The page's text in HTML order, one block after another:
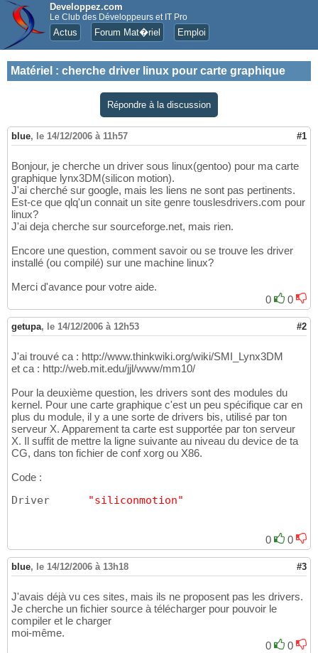
Developpez.com
Le Club des Développeurs et IT Pro
Actus Forum Mat�riel Emploi
Matériel : cherche driver linux pour carte graphique
Répondre à la discussion
blue, le 14/12/2006 à 11h57 #1
Bonjour, je cherche un driver sous linux(gentoo) pour ma carte
graphique lynx3DM(silicon motion).
J'ai cherché sur google, mais les liens ne sont pas pertinents.
Est-ce que qlq'un connait un site genre touslesdrivers.com pour
linux?
J'ai deja cherche sur sourceforge.net, mais rien.
Encore une question, comment savoir ou se trouve les driver
installé (ou compilé) sur une machine linux?
Merci d'avance pour votre aide.
0
0
getupa, le 14/12/2006 à 12h53 #2
J'ai trouvé ca : http://www.thinkwiki.org/wiki/SMI_Lynx3DM
et ca : http://web.mit.edu/jjl/www/mm10/
Pour la deuxième question, les drivers sont des modules du
kernel. Pour une carte graphique c'est un peu spécifique car en
plus du module, il y a une sorte de drivers bis, utilisé par ton
serveur X. Apparement ta carte est supportée par ton serveur
X. Il suffit de mettre la ligne suivante au niveau du device de ta
CG, dans ton fichier de conf xorg ou X86.
Code :
Driver "siliconmotion"
0 0
blue, le 14/12/2006 à 13h18 #3
J'avais déjà vu ces sites, mais ils ne proposent pas les drivers.
Je cherche un fichier source à télécharger pour pouvoir le
compiler et le charger
moi-même.
0
0